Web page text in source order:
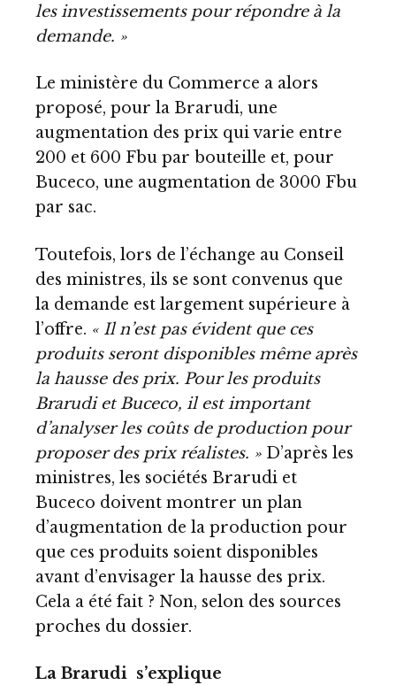
les investissements pour répondre à la
demande. »
Le ministère du Commerce a alors
proposé, pour la Brarudi, une
augmentation des prix qui varie entre
200 et 600 Fbu par bouteille et, pour
Buceco, une augmentation de 3000 Fbu
par sac.
Toutefois, lors de l’échange au Conseil
des ministres, ils se sont convenus que
la demande est largement supérieure à
l’offre. « Il n’est pas évident que ces
produits seront disponibles même après
la hausse des prix. Pour les produits
Brarudi et Buceco, il est important
d’analyser les coûts de production pour
proposer des prix réalistes. » D’après les
ministres, les sociétés Brarudi et
Buceco doivent montrer un plan
d’augmentation de la production pour
que ces produits soient disponibles
avant d’envisager la hausse des prix.
Cela a été fait ? Non, selon des sources
proches du dossier.
La Brarudi s’explique